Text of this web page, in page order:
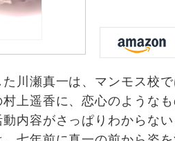
川瀬真一は、マンモス校
上遥香に、恋心のような
動内容がさっぱりわからな